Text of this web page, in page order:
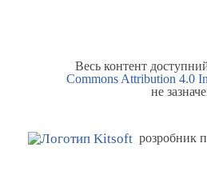
Весь контент
Commons Attribution 4.0
не
розробник